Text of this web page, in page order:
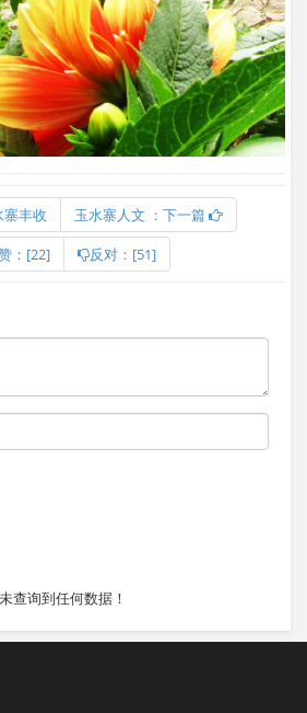
丰收
玉水寨人文 ：下一篇
：[22]
反对：[51]
未查询到任何数据！